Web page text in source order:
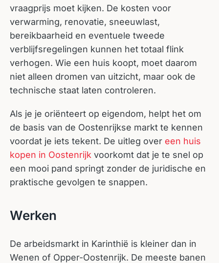
vraagprijs moet kijken. De kosten voor
verwarming, renovatie, sneeuwlast,
bereikbaarheid en eventuele tweede
verblijfsregelingen kunnen het totaal flink
verhogen. Wie een huis koopt, moet daarom
niet alleen dromen van uitzicht, maar ook de
technische staat laten controleren.
Als je je oriënteert op eigendom, helpt het om
de basis van de Oostenrijkse markt te kennen
voordat je iets tekent. De uitleg over een huis
kopen in Oostenrijk voorkomt dat je te snel op
een mooi pand springt zonder de juridische en
praktische gevolgen te snappen.
Werken
De arbeidsmarkt in Karinthië is kleiner dan in
Wenen of Opper-Oostenrijk. De meeste banen